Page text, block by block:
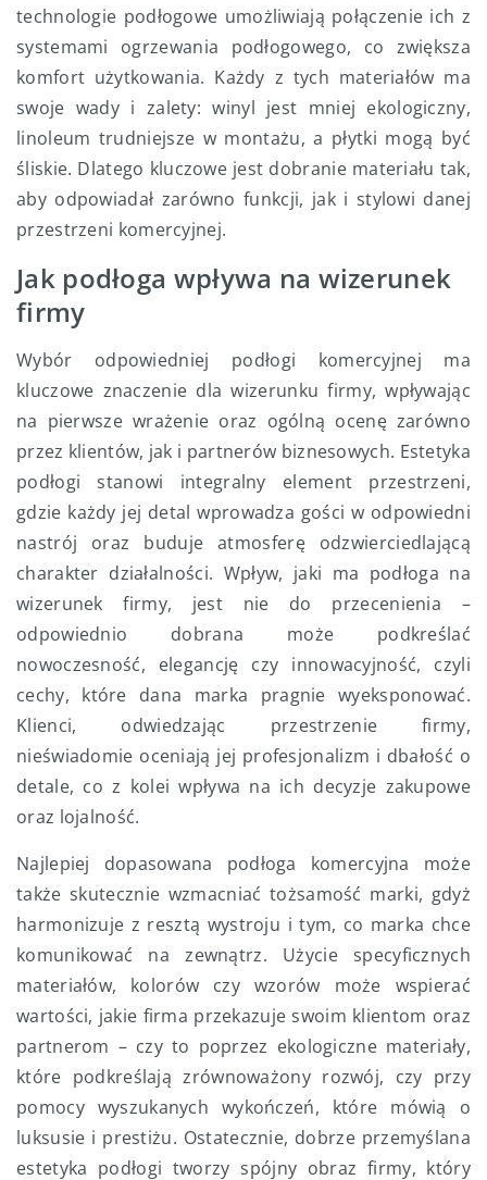
technologie podłogowe umożliwiają połączenie ich z
systemami ogrzewania podłogowego, co zwiększa
komfort użytkowania. Każdy z tych materiałów ma
swoje wady i zalety: winyl jest mniej ekologiczny,
linoleum trudniejsze w montażu, a płytki mogą być
śliskie. Dlatego kluczowe jest dobranie materiału tak,
aby odpowiadał zarówno funkcji, jak i stylowi danej
przestrzeni komercyjnej.
Jak podłoga wpływa na wizerunek
firmy
Wybór odpowiedniej podłogi komercyjnej ma
kluczowe znaczenie dla wizerunku firmy, wpływając
na pierwsze wrażenie oraz ogólną ocenę zarówno
przez klientów, jak i partnerów biznesowych. Estetyka
podłogi stanowi integralny element przestrzeni,
gdzie każdy jej detal wprowadza gości w odpowiedni
nastrój oraz buduje atmosferę odzwierciedlającą
charakter działalności. Wpływ, jaki ma podłoga na
wizerunek firmy, jest nie do przecenienia –
odpowiednio dobrana może podkreślać
nowoczesność, elegancję czy innowacyjność, czyli
cechy, które dana marka pragnie wyeksponować.
Klienci, odwiedzając przestrzenie firmy,
nieświadomie oceniają jej profesjonalizm i dbałość o
detale, co z kolei wpływa na ich decyzje zakupowe
oraz lojalność.
Najlepiej dopasowana podłoga komercyjna może
także skutecznie wzmacniać tożsamość marki, gdyż
harmonizuje z resztą wystroju i tym, co marka chce
komunikować na zewnątrz. Użycie specyficznych
materiałów, kolorów czy wzorów może wspierać
wartości, jakie firma przekazuje swoim klientom oraz
partnerom – czy to poprzez ekologiczne materiały,
które podkreślają zrównoważony rozwój, czy przy
pomocy wyszukanych wykończeń, które mówią o
luksusie i prestiżu. Ostatecznie, dobrze przemyślana
estetyka podłogi tworzy spójny obraz firmy, który